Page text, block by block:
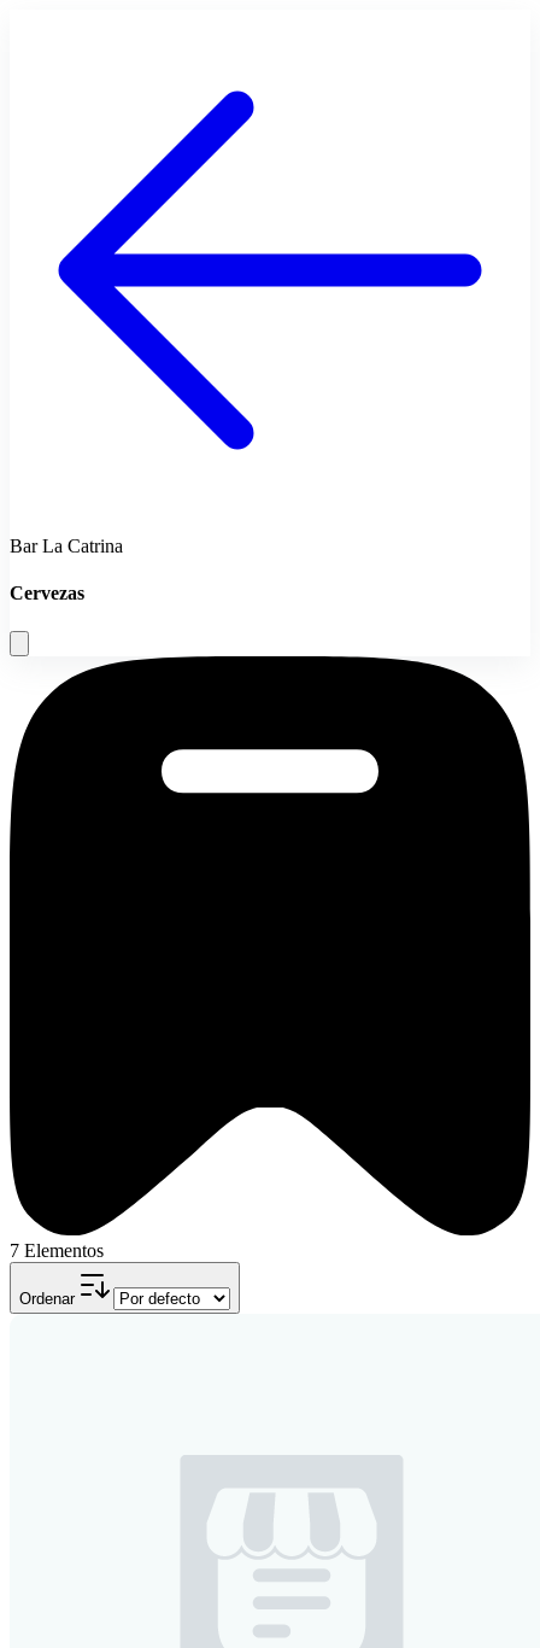
Bar La Catrina
Cervezas
7 Elementos
Ordenar